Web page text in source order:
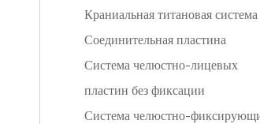
Краниальная титановая система
Соединительная пластина
Система челюстно-лицевых
пластин без фиксации
Система челюстно-